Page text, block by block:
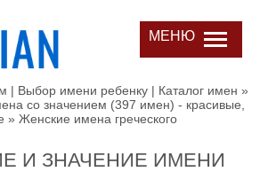
МЕНЮ
| Выбор имени ребенку | Каталог имен »
со значением (397 имен) - красивые,
» Женские имена греческого
И ЗНАЧЕНИЕ ИМЕНИ